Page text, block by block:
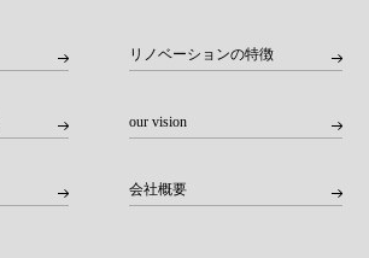
リノベーションの特徴
our vision
会社概要